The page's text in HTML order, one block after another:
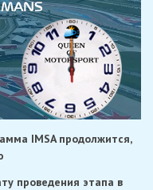
MANS
IMSA продолжится,
проведения этапа в